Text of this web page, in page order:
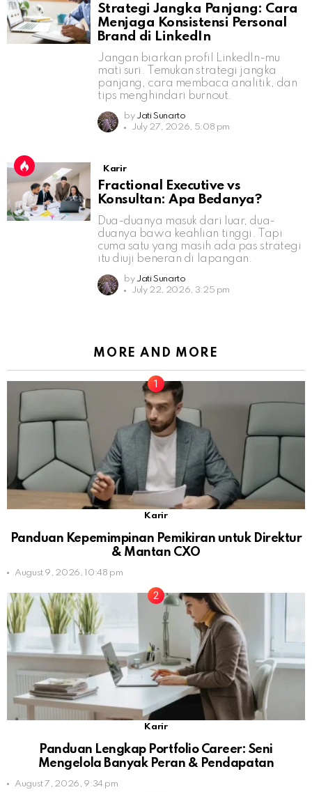
Strategi Jangka Panjang: Cara
Menjaga Konsistensi Personal
Brand di LinkedIn
Jangan biarkan profil LinkedIn-mu
mati suri. Temukan strategi jangka
panjang, cara membaca analitik, dan
tips menghindari burnout.
by Jati Sunarto
July 27, 2026, 5:08 pm
Karir
Fractional Executive vs
Konsultan: Apa Bedanya?
Dua-duanya masuk dari luar, dua-
duanya bawa keahlian tinggi. Tapi
cuma satu yang masih ada pas strategi
itu diuji beneran di lapangan.
by Jati Sunarto
July 22, 2026, 3:25 pm
MORE AND MORE
Karir
Panduan Kepemimpinan Pemikiran untuk Direktur
& Mantan CXO
August 9, 2026, 10:48 pm
Karir
Panduan Lengkap Portfolio Career: Seni
Mengelola Banyak Peran & Pendapatan
August 7, 2026, 9:34 pm